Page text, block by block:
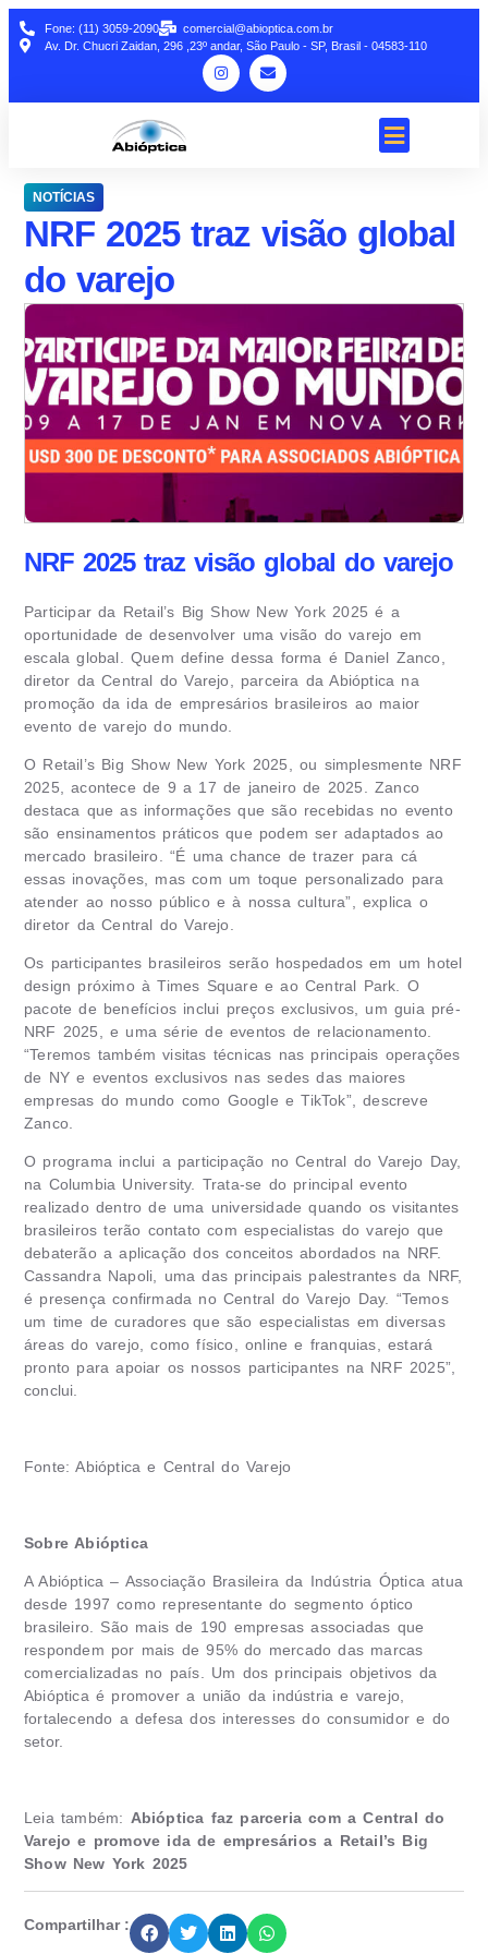
Fone: (11) 3059-2090
comercial@abioptica.com.br
Av. Dr. Chucri Zaidan, 296 ,23º andar, São Paulo - SP, Brasil - 04583-110
NOTÍCIAS
NRF 2025 traz visão global
do varejo
NRF 2025 traz visão global do varejo
Participar da Retail’s Big Show New York 2025 é a
oportunidade de desenvolver uma visão do varejo em
escala global. Quem define dessa forma é Daniel Zanco,
diretor da Central do Varejo, parceira da Abióptica na
promoção da ida de empresários brasileiros ao maior
evento de varejo do mundo.
O Retail’s Big Show New York 2025, ou simplesmente NRF
2025, acontece de 9 a 17 de janeiro de 2025. Zanco
destaca que as informações que são recebidas no evento
são ensinamentos práticos que podem ser adaptados ao
mercado brasileiro. “É uma chance de trazer para cá
essas inovações, mas com um toque personalizado para
atender ao nosso público e à nossa cultura”, explica o
diretor da Central do Varejo.
Os participantes brasileiros serão hospedados em um hotel
design próximo à Times Square e ao Central Park. O
pacote de benefícios inclui preços exclusivos, um guia pré-
NRF 2025, e uma série de eventos de relacionamento.
“Teremos também visitas técnicas nas principais operações
de NY e eventos exclusivos nas sedes das maiores
empresas do mundo como Google e TikTok”, descreve
Zanco.
O programa inclui a participação no Central do Varejo Day,
na Columbia University. Trata-se do principal evento
realizado dentro de uma universidade quando os visitantes
brasileiros terão contato com especialistas do varejo que
debaterão a aplicação dos conceitos abordados na NRF.
Cassandra Napoli, uma das principais palestrantes da NRF,
é presença confirmada no Central do Varejo Day. “Temos
um time de curadores que são especialistas em diversas
áreas do varejo, como físico, online e franquias, estará
pronto para apoiar os nossos participantes na NRF 2025”,
conclui.
Fonte: Abióptica e Central do Varejo
Sobre Abióptica
A Abióptica – Associação Brasileira da Indústria Óptica atua
desde 1997 como representante do segmento óptico
brasileiro. São mais de 190 empresas associadas que
respondem por mais de 95% do mercado das marcas
comercializadas no país. Um dos principais objetivos da
Abióptica é promover a união da indústria e varejo,
fortalecendo a defesa dos interesses do consumidor e do
setor.
Leia também: Abióptica faz parceria com a Central do
Varejo e promove ida de empresários a Retail’s Big
Show New York 2025
Compartilhar :